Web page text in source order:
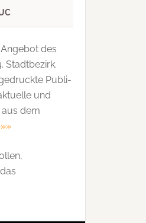
des
Stadtbezirk.
Publi­
und
dem